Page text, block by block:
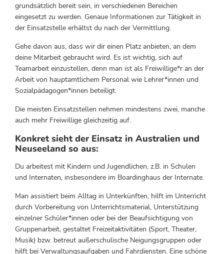
grundsätzlich bereit sein, in verschiedenen Bereichen
eingesetzt zu werden. Genaue Informationen zur Tätigkeit in
der Einsatzstelle erhältst du nach der Vermittlung.
Gehe davon aus, dass wir dir einen Platz anbieten, an dem
deine Mitarbeit gebraucht wird. Es ist wichtig, sich auf
Teamarbeit einzustellen, denn man ist als Freiwillige*r an der
Arbeit von hauptamtlichem Personal wie Lehrer*innen und
Sozialpädagogen*innen beteiligt.
Die meisten Einsatzstellen nehmen mindestens zwei, manche
auch mehr Freiwillige gleichzeitig auf.
Konkret sieht der Einsatz in Australien und
Neuseeland so aus:
Du arbeitest mit Kindern und Jugendlichen, z.B. in Schulen
und Internaten, insbesondere im Boardinghaus der Internate.
Man assistiert beim Alltag in Unterkünften, hilft im Unterricht
durch Vorbereitung von Unterrichtsmaterial, Unterstützung
einzelner Schüler*innen oder bei der Beaufsichtigung von
Gruppenarbeit, gestaltet Freizeitaktivitäten (Sport, Theater,
Musik) bzw. betreut außerschulische Neigungsgruppen oder
hilft bei Verwaltungsaufgaben und Fahrdiensten. Eine schöne